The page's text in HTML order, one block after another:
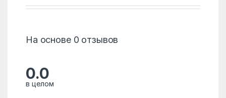
На основе 0 отзывов
0.0
в целом